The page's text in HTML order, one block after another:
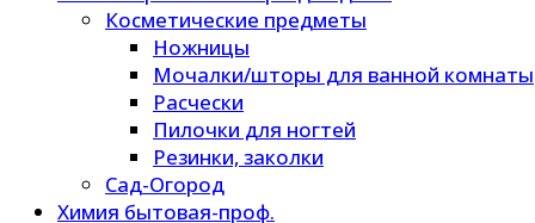
Косметические предметы
Ножницы
Мочалки/шторы для ванной комнаты
Расчески
Пилочки для ногтей
Резинки, заколки
Сад-Огород
Химия бытовая-проф.